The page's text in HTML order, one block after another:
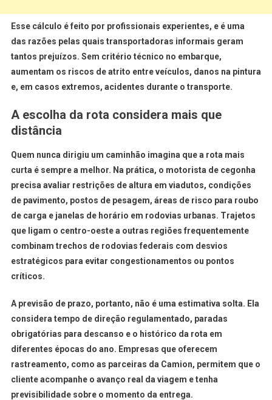
Esse cálculo é feito por profissionais experientes, e é uma
das razões pelas quais transportadoras informais geram
tantos prejuízos. Sem critério técnico no embarque,
aumentam os riscos de atrito entre veículos, danos na pintura
e, em casos extremos, acidentes durante o transporte.
A escolha da rota considera mais que
distância
Quem nunca dirigiu um caminhão imagina que a rota mais
curta é sempre a melhor. Na prática, o motorista de cegonha
precisa avaliar restrições de altura em viadutos, condições
de pavimento, postos de pesagem, áreas de risco para roubo
de carga e janelas de horário em rodovias urbanas. Trajetos
que ligam o centro-oeste a outras regiões frequentemente
combinam trechos de rodovias federais com desvios
estratégicos para evitar congestionamentos ou pontos
críticos.
A previsão de prazo, portanto, não é uma estimativa solta. Ela
considera tempo de direção regulamentado, paradas
obrigatórias para descanso e o histórico da rota em
diferentes épocas do ano. Empresas que oferecem
rastreamento, como as parceiras da Camion, permitem que o
cliente acompanhe o avanço real da viagem e tenha
previsibilidade sobre o momento da entrega.